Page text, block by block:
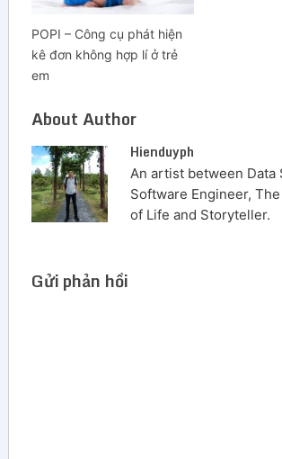
POPI – Công cụ phát hiện
kê đơn không hợp lí ở trẻ
em
About Author
Hienduyph
An artist between Data
Software Engineer,
of Life and Storyteller.
Gửi phản hồi